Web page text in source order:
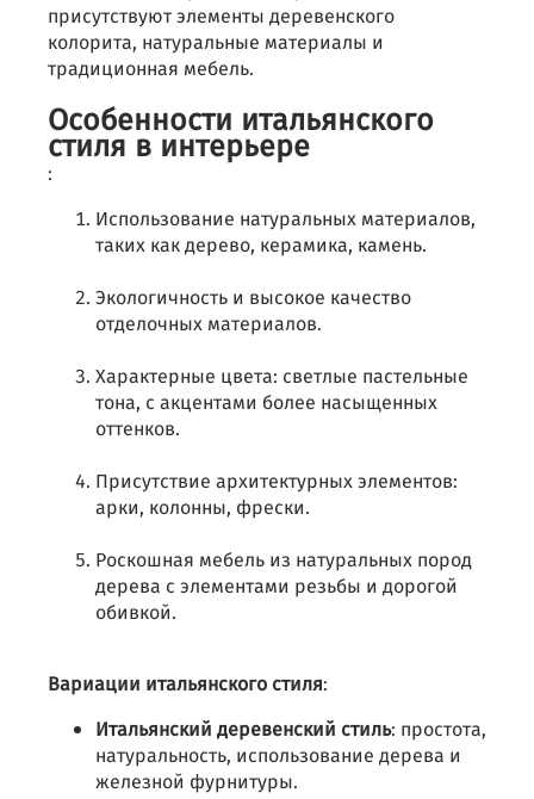
присутствуют элементы деревенского
колорита, натуральные материалы и
традиционная мебель.
Особенности итальянского
стиля в интерьере
:
Использование натуральных материалов,
таких как дерево, керамика, камень.
Экологичность и высокое качество
отделочных материалов.
Характерные цвета: светлые пастельные
тона, с акцентами более насыщенных
оттенков.
Присутствие архитектурных элементов:
арки, колонны, фрески.
Роскошная мебель из натуральных пород
дерева с элементами резьбы и дорогой
обивкой.
Вариации итальянского стиля:
Итальянский деревенский стиль: простота,
натуральность, использование дерева и
железной фурнитуры.